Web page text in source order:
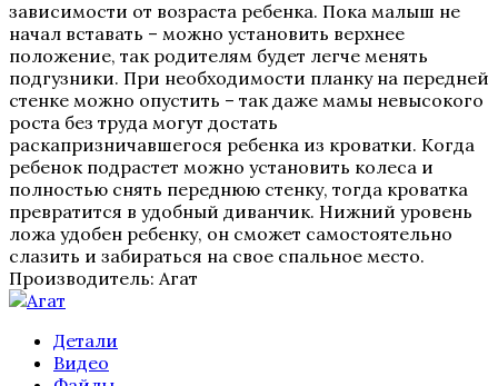
зависимости от возраста ребенка. Пока малыш не
начал вставать – можно установить верхнее
положение, так родителям будет легче менять
подгузники. При необходимости планку на передней
стенке можно опустить – так даже мамы невысокого
роста без труда могут достать
раскапризничавшегося ребенка из кроватки. Когда
ребенок подрастет можно установить колеса и
полностью снять переднюю стенку, тогда кроватка
превратится в удобный диванчик. Нижний уровень
ложа удобен ребенку, он сможет самостоятельно
слазить и забираться на свое спальное место.
Производитель: Агат
Детали
Видео